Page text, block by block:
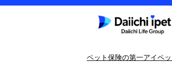
ペット保険の第一アイペッ